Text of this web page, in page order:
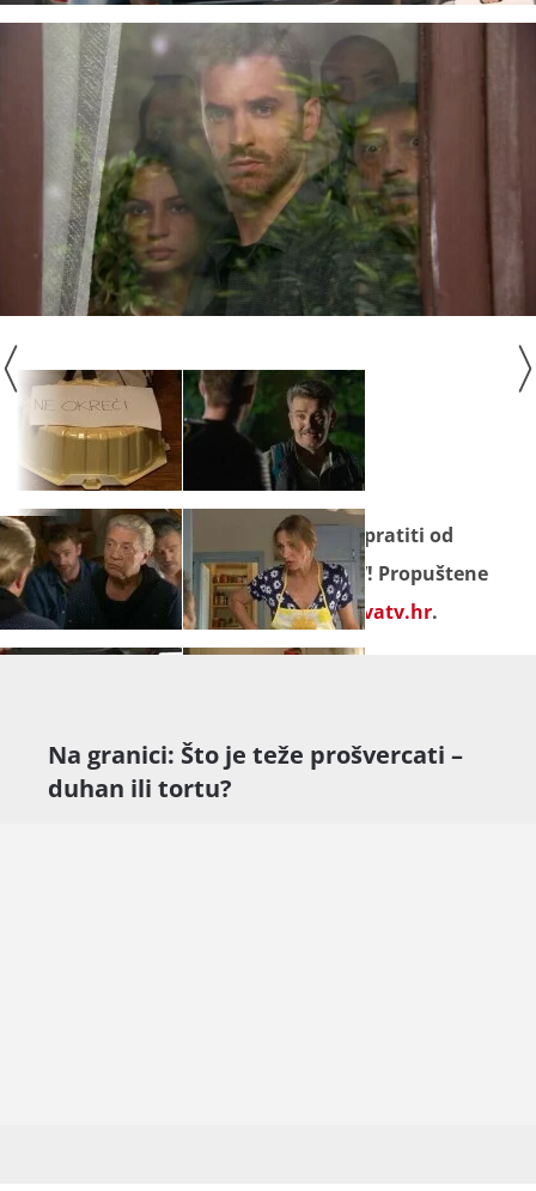
Seriju "Na granici
" ne propustite pratiti od
ponedjeljka do petka na Novoj TV! Propuštene
epizode gledajte
besplatno na novatv.hr.
Na granici: Što je teže prošvercati –
duhan ili tortu?